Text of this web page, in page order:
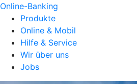
Online-Banking
Produkte
Online & Mobil
Hilfe & Service
Wir über uns
Jobs